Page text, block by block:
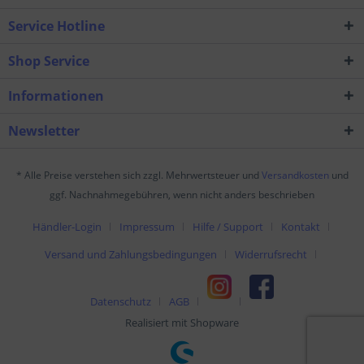
Service Hotline
Shop Service
Informationen
Newsletter
* Alle Preise verstehen sich zzgl. Mehrwertsteuer und Versandkosten und
ggf. Nachnahmegebühren, wenn nicht anders beschrieben
Händler-Login Impressum Hilfe / Support
Kontakt
Versand und Zahlungsbedingungen
Widerrufsrecht
Datenschutz
AGB
Realisiert mit Shopware